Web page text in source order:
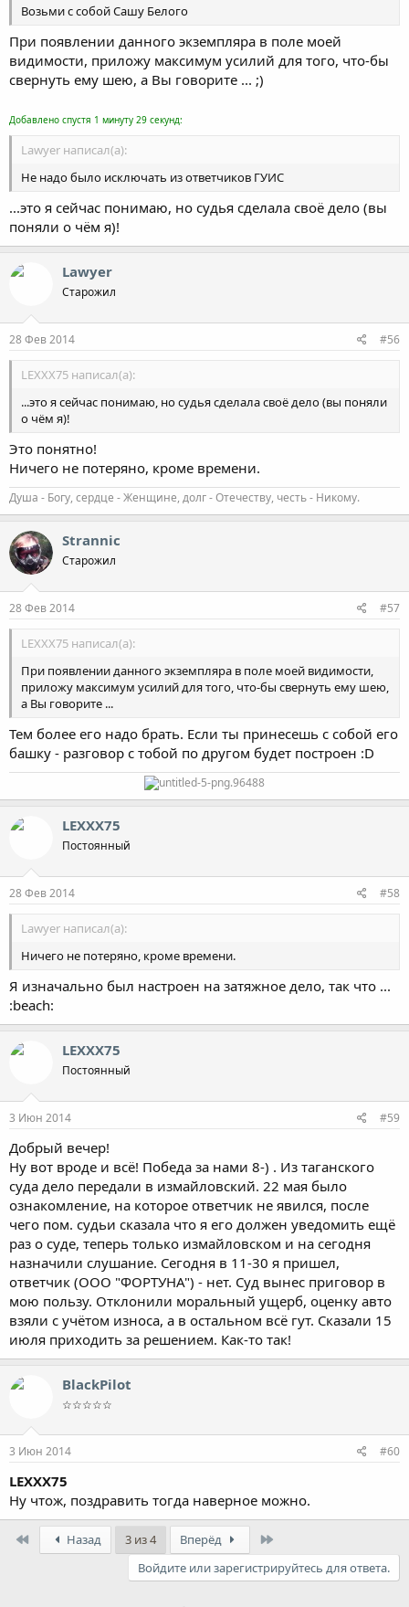
Возьми с собой Сашу Белого
При появлении данного экземпляра в поле моей
видимости, приложу максимум усилий для того, что-бы
свернуть ему шею, а Вы говорите ... ;)
Добавлено спустя 1 минуту 29 секунд:
Lawyer написал(а):
Не надо было исключать из ответчиков ГУИС
...это я сейчас понимаю, но судья сделала своё дело (вы
поняли о чём я)!
Lawyer
Старожил
28 Фев 2014 #56
LEXXX75 написал(а):
...это я сейчас понимаю, но судья сделала своё дело (вы поняли
о чём я)!
Это понятно!
Ничего не потеряно, кроме времени.
Душа - Богу, сердце - Женщине, долг - Отечеству, честь - Никому.
Strannic
Старожил
28 Фев 2014 #57
LEXXX75 написал(а):
При появлении данного экземпляра в поле моей видимости,
приложу максимум усилий для того, что-бы свернуть ему шею,
а Вы говорите ...
Тем более его надо брать. Если ты принесешь с собой его
башку - разговор с тобой по другом будет построен :D
LEXXX75
Постоянный
28 Фев 2014 #58
Lawyer написал(а):
Ничего не потеряно, кроме времени.
Я изначально был настроен на затяжное дело, так что ...
:beach:
LEXXX75
Постоянный
3 Июн 2014 #59
Добрый вечер!
Ну вот вроде и всё! Победа за нами 8-) . Из таганского
суда дело передали в измайловский. 22 мая было
ознакомление, на которое ответчик не явился, после
чего пом. судьи сказала что я его должен уведомить ещё
раз о суде, теперь только измайловском и на сегодня
назначили слушание. Сегодня в 11-30 я пришел,
ответчик (ООО "ФОРТУНА") - нет. Суд вынес приговор в
мою пользу. Отклонили моральный ущерб, оценку авто
взяли с учётом износа, а в остальном всё гут. Сказали 15
июля приходить за решением. Как-то так!
BlackPilot
☆☆☆☆☆
3 Июн 2014 #60
LEXXX75
Ну чтож, поздравить тогда наверное можно.
Назад 3 из 4 Вперёд
Войдите или зарегистрируйтесь для ответа.